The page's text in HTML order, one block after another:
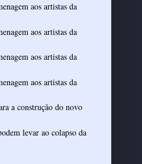
aos artistas da
aos artistas da
aos artistas da
aos artistas da
a construção do novo
levar ao colapso da